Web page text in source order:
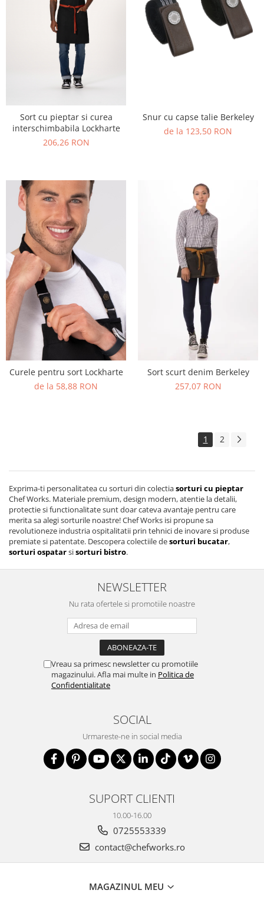
Sort cu pieptar si curea
interschimbabila Lockharte
206,26 RON
Snur cu capse talie Berkeley
de la 123,50 RON
Curele pentru sort Lockharte
de la 58,88 RON
Sort scurt denim Berkeley
257,07 RON
1 2
Exprima-ti personalitatea cu sorturi din colectiasorturi cu pieptar
Chef Works. Materiale premium, design modern, atentie la detalii,
protectie si functionalitate sunt doar cateva avantaje pentru care
merita sa alegi sorturile noastre! Chef Works isi propune sa
revolutioneze industria ospitalitatii prin tehnici de inovare si produse
premiate si patentate. Descopera colectiile desorturi bucatar,
sorturi ospatarsisorturi bistro.
NEWSLETTER
Nu rata ofertele si promotiile noastre
Vreau sa primesc newsletter cu promotiile
magazinului. Afla mai multe in Politica de
Confidentialitate
SOCIAL
Urmareste-ne in social media
SUPORT CLIENTI
10.00-16.00
0725553339
contact@chefworks.ro
MAGAZINUL MEU